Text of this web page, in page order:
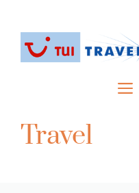
Inhalt
springen
Travel